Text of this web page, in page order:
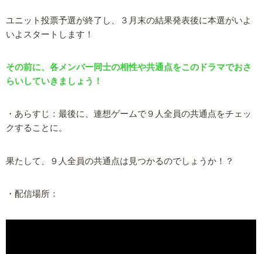
ユニット投票予選が終了し、３月末の結果発表後に本選がいよ
いよスタートします！
その前に、各メンバー同士の相性や共通点をこのドラマでおさ
らいしていきましょう！
・あらすじ：最後に、連想ゲームで９人全員の共通点をチェッ
クすることに。
果たして、９人全員の共通点は見つかるのでしょうか！？
・配信場所：